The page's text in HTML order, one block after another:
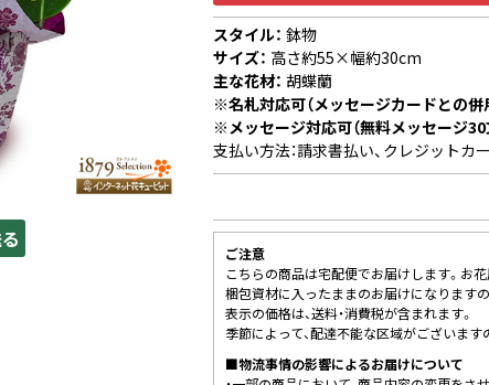
スタイル： 鉢物
サイズ： 高さ約55×幅約30cm
主な花材： 胡蝶蘭
※名札対応可（メッセージカードとの併
※メッセージ対応可（無料メッセージ30
支払い方法：請求書払い、クレジット
ご注意
こちらの商品は宅配便でお届けします。お
梱包資材に入ったままのお届けになりますの
表示の価格は、送料・消費税が含まれます。
季節によって、配達不能な区域がございます
■物流事情の影響によるお届けについて